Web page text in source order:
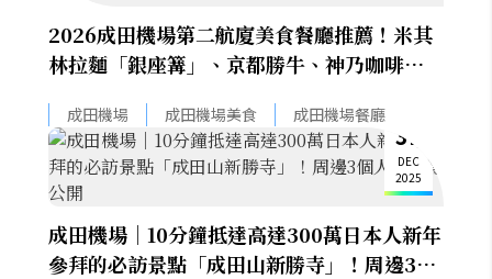
2026成田機場第二航廈美食餐廳推薦！米其
林拉麵「銀座篝」、京都勝牛、神乃咖啡，還
成田機場 成田機場美食 成田機場餐廳
31
DEC
2025
成田機場｜10分鐘抵達高達300萬日本人新年
參拜的必訪景點「成田山新勝寺」！周邊3個